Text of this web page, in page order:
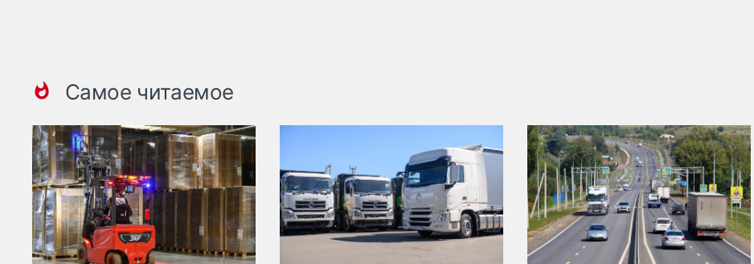
Самое читаемое